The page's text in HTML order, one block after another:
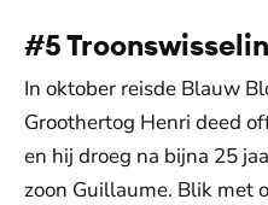
#5
In oktober reisde Blauw
Groothertog Henri deed
en hij droeg na bijna 25
zoon Guillaume. Blik met